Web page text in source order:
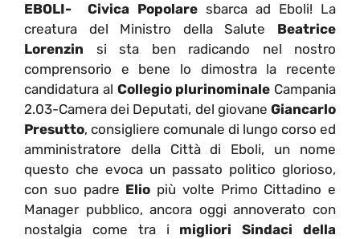
EBOLI- Civica Popolare sbarca ad Eboli! La
creatura del Ministro della Salute Beatrice
Lorenzin si sta ben radicando nel nostro
comprensorio e bene lo dimostra la recente
candidatura al Collegio plurinominale Campania
2.03-Camera dei Deputati, del giovane Giancarlo
Presutto, consigliere comunale di lungo corso ed
amministratore della Città di Eboli, un nome
questo che evoca un passato politico glorioso,
con suo padre Elio più volte Primo Cittadino e
Manager pubblico, ancora oggi annoverato con
nostalgia come tra i migliori
Sindaci della